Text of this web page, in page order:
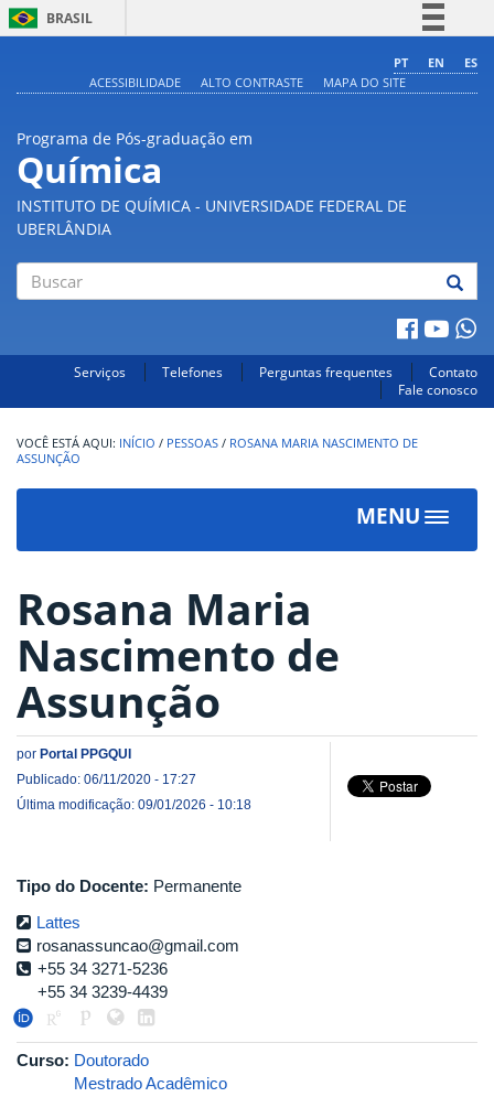
BRASIL
Comunica BR
PT EN
ES
ACESSIBILIDADE
ALTO CONTRASTE MAPA DO SITE
Programa de Pós-graduação em
Química
INSTITUTO DE QUÍMICA - UNIVERSIDADE FEDERAL DE
UBERLÂNDIA
Serviços Telefones Perguntas frequentes
Contato
Fale conosco
INÍCIO / PESSOAS / ROSANA MARIA NASCIMENTO DE
ASSUNÇÃO
MENU
Toggle
Rosana Maria
Nascimento de
Assunção
por Portal PPGQUI
Publicado: 06/11/2020 - 17:27
Última modificação: 09/01/2026 - 10:18
Tipo do Docente: Permanente
Lattes
rosanassuncao@gmail.com
+55 34 3271-5236
+55 34 3239-4439
Curso: Doutorado
Mestrado Acadêmico